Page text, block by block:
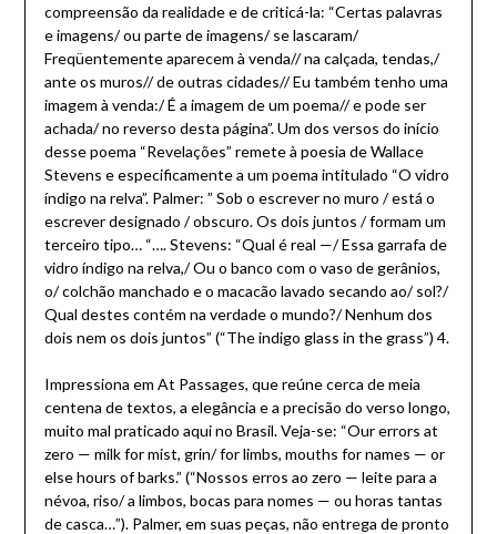
compreensão da realidade e de criticá-la: “Certas palavras
e imagens/ ou parte de imagens/ se lascaram/
Freqüentemente aparecem à venda// na calçada, tendas,/
ante os muros// de outras cidades// Eu também tenho uma
imagem à venda:/ É a imagem de um poema// e pode ser
achada/ no reverso desta página”. Um dos versos do início
desse poema “Revelações” remete à poesia de Wallace
Stevens e especificamente a um poema intitulado “O vidro
índigo na relva”. Palmer: ” Sob o escrever no muro / está o
escrever designado / obscuro. Os dois juntos / formam um
terceiro tipo… “…. Stevens: “Qual é real —/ Essa garrafa de
vidro índigo na relva,/ Ou o banco com o vaso de gerânios,
o/ colchão manchado e o macacão lavado secando ao/ sol?/
Qual destes contém na verdade o mundo?/ Nenhum dos
dois nem os dois juntos” (“The indigo glass in the grass”) 4.
Impressiona em At Passages, que reúne cerca de meia
centena de textos, a elegância e a precisão do verso longo,
muito mal praticado aqui no Brasil. Veja-se: “Our errors at
zero — milk for mist, grin/ for limbs, mouths for names — or
else hours of barks.” (“Nossos erros ao zero — leite para a
névoa, riso/ a limbos, bocas para nomes — ou horas tantas
de casca…”). Palmer, em suas peças, não entrega de pronto